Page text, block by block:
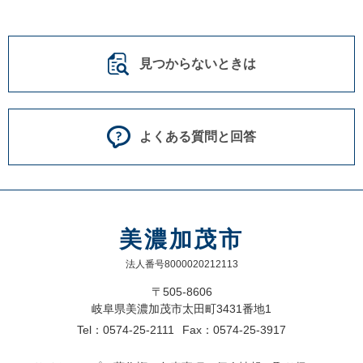
見つからないときは
よくある質問と回答
美濃加茂市
法人番号8000020212113
〒505-8606
岐阜県美濃加茂市太田町3431番地1
Tel：0574-25-2111
Fax：0574-25-3917